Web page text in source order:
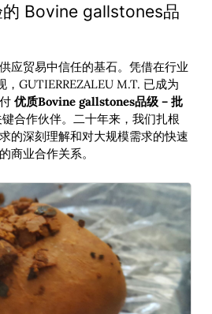
的 Bovine gallstones品
应贸易中信任的基石。凭借在行业
GUTIERREZALEU M.T. 已成为
优质Bovine gallstones品级 – 批
合作伙伴。二十年来，我们扎根
的深刻理解和对大规模需求的快速
商业合作关系。